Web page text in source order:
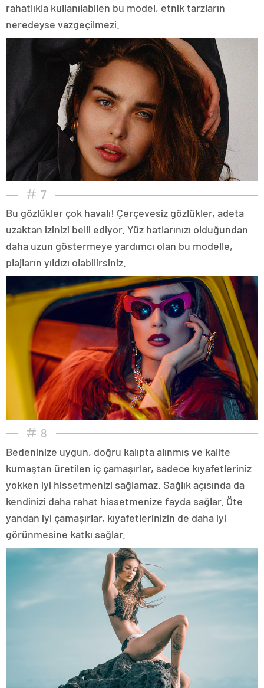
rahatlıkla kullanılabilen bu model, etnik tarzların
neredeyse vazgeçilmezi.
7
Bu gözlükler çok havalı! Çerçevesiz gözlükler, adeta
uzaktan izinizi belli ediyor. Yüz hatlarınızı olduğundan
daha uzun göstermeye yardımcı olan bu modelle,
plajların yıldızı olabilirsiniz.
8
Bedeninize uygun, doğru kalıpta alınmış ve kalite
kumaştan üretilen iç çamaşırlar, sadece kıyafetleriniz
yokken iyi hissetmenizi sağlamaz. Sağlık açısında da
kendinizi daha rahat hissetmenize fayda sağlar. Öte
yandan iyi çamaşırlar, kıyafetlerinizin de daha iyi
görünmesine katkı sağlar.